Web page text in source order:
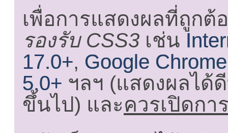
เพื่อการแสดงผลที่ถูกต้
รองรับ CSS3 เช่น
17.0+, Google
5.0+ ฯลฯ (แสดงผลได้
ขึ้นไป) และควรเปิดกา